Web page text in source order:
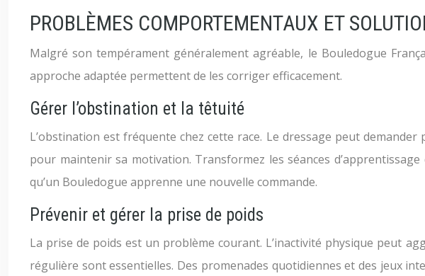
PROBLÈMES COMPORTEMENTAUX ET
Malgré son tempérament généralement agréable, le Bouledogue
approche adaptée permettent de les corriger efficacement.
Gérer l’obstination et la têtuité
L’obstination est fréquente chez cette race. Le dressage peut
pour maintenir sa motivation. Transformez les séances
qu’un Bouledogue apprenne une nouvelle commande.
Prévenir et gérer la prise de poids
La prise de poids est un problème courant. L’inactivité physique peut
régulière sont essentielles. Des promenades quotidiennes et des jeux